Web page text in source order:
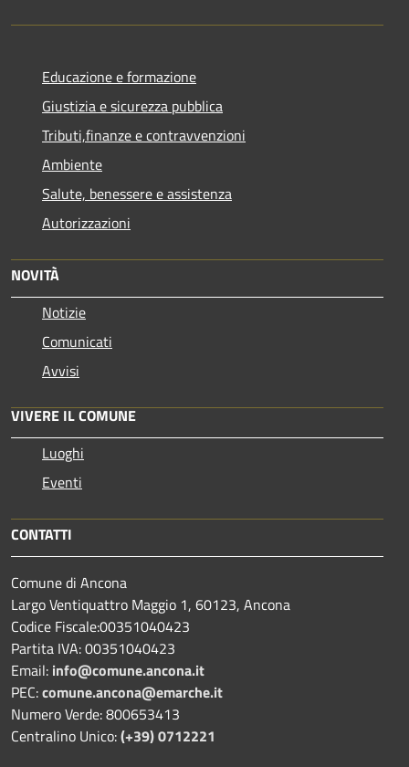
Educazione e formazione
Giustizia e sicurezza pubblica
Tributi,finanze e contravvenzioni
Ambiente
Salute, benessere e assistenza
Autorizzazioni
NOVITÀ
Notizie
Comunicati
Avvisi
VIVERE IL COMUNE
Luoghi
Eventi
CONTATTI
Comune di Ancona
Largo Ventiquattro Maggio 1, 60123, Ancona
Codice Fiscale:00351040423
Partita IVA: 00351040423
Email: info@comune.ancona.it
PEC:comune.ancona@emarche.it
Numero Verde: 800653413
Centralino Unico:(+39) 0712221